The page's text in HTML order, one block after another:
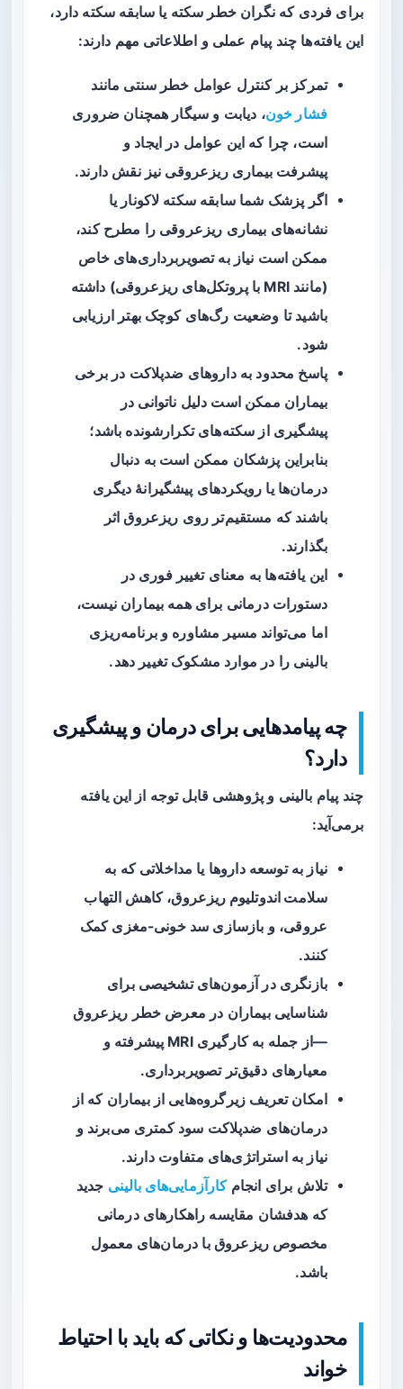
برای فردی که نگران خطر سکته یا سابقه سکته دارد،
این یافته‌ها چند پیام عملی و اطلاعاتی مهم دارند:
تمرکز بر کنترل عوامل خطر سنتی مانند
فشار خون، دیابت و سیگار همچنان ضروری
است، چرا که این عوامل در ایجاد و
پیشرفت بیماری ریزعروقی نیز نقش دارند.
اگر پزشک شما سابقه سکته لاکونار یا
نشانه‌های بیماری ریزعروقی را مطرح کند،
ممکن است نیاز به تصویربرداری‌های خاص
(مانند MRI با پروتکل‌های ریزعروقی) داشته
باشید تا وضعیت رگ‌های کوچک بهتر ارزیابی
شود.
پاسخ محدود به داروهای ضدپلاکت در برخی
بیماران ممکن است دلیل ناتوانی در
پیشگیری از سکته‌های تکرارشونده باشد؛
بنابراین پزشکان ممکن است به دنبال
درمان‌ها یا رویکردهای پیشگیرانهٔ دیگری
باشند که مستقیم‌تر روی ریزعروق اثر
بگذارند.
این یافته‌ها به معنای تغییر فوری در
دستورات درمانی برای همه بیماران نیست،
اما می‌تواند مسیر مشاوره و برنامه‌ریزی
بالینی را در موارد مشکوک تغییر دهد.
چه پیامدهایی برای درمان و پیشگیری
دارد؟
چند پیام بالینی و پژوهشی قابل توجه از این یافته
برمی‌آید:
نیاز به توسعه داروها یا مداخلاتی که به
سلامت اندوتلیوم ریزعروق، کاهش التهاب
عروقی، و بازسازی سد خونی-مغزی کمک
کنند.
بازنگری در آزمون‌های تشخیصی برای
شناسایی بیماران در معرض خطر ریزعروق
—از جمله به کارگیری MRI پیشرفته و
معیارهای دقیق‌تر تصویربرداری.
امکان تعریف زیرگروه‌هایی از بیماران که از
درمان‌های ضدپلاکت سود کمتری می‌برند و
نیاز به استراتژی‌های متفاوت دارند.
تلاش برای انجامکارآزمایی‌های بالینی جدید
که هدفشان مقایسه راهکارهای درمانی
مخصوص ریزعروق با درمان‌های معمول
باشد.
محدودیت‌ها و نکاتی که باید با احتیاط
خواند